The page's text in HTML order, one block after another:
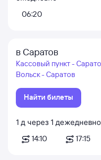
06:20
в Саратов
Кассовый пункт -
Вольск - Саратов
Найти билеты
1 д через 1 д
14:10
ежедневно
17:15